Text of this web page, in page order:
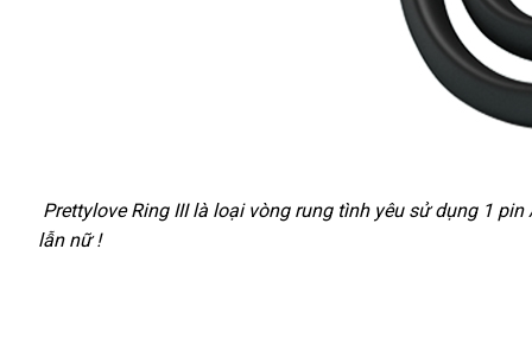
Rung
Tai
Prettylove Ring III là loại vòng rung tình yêu sử dụng 1 pin
lẫn nữ !